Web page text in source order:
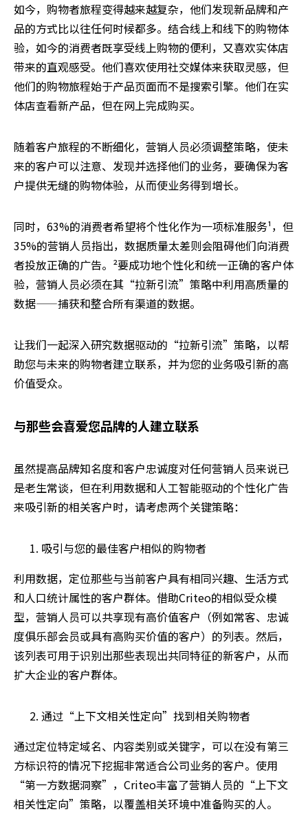
如今，购物者旅程变得越来越复杂，他们发现新品牌和产
品的方式比以往任何时候都多。结合线上和线下的购物体
验，如今的消费者既享受线上购物的便利，又喜欢实体店
带来的直观感受。他们喜欢使用社交媒体来获取灵感，但
他们的购物旅程始于产品页面而不是搜索引擎。他们在实
体店查看新产品，但在网上完成购买。
随着客户旅程的不断细化，营销人员必须调整策略，使未
来的客户可以注意、发现并选择他们的业务，要确保为客
户提供无缝的购物体验，从而使业务得到增长。
同时，63%的消费者希望将个性化作为一项标准服务¹，但
35%的营销人员指出，数据质量太差则会阻碍他们向消费
者投放正确的广告。²要成功地个性化和统一正确的客户体
验，营销人员必须在其“拉新引流”策略中利用高质量的
数据——捕获和整合所有渠道的数据。
让我们一起深入研究数据驱动的“拉新引流”策略，以帮
助您与未来的购物者建立联系，并为您的业务吸引新的高
价值受众。
与那些会喜爱您品牌的人建立联系
虽然提高品牌知名度和客户忠诚度对任何营销人员来说已
是老生常谈，但在利用数据和人工智能驱动的个性化广告
来吸引新的相关客户时，请考虑两个关键策略：
吸引与您的最佳客户相似的购物者
利用数据，定位那些与当前客户具有相同兴趣、生活方式
和人口统计属性的客户群体。借助Criteo的相似受众模
型，营销人员可以共享现有高价值客户（例如常客、忠诚
度俱乐部会员或具有高购买价值的客户）的列表。然后，
该列表可用于识别出那些表现出共同特征的新客户，从而
扩大企业的客户群体。
通过“上下文相关性定向”找到相关购物者
通过定位特定域名、内容类别或关键字，可以在没有第三
方标识符的情况下挖掘非常适合公司业务的客户。使用
“第一方数据洞察”，Criteo丰富了营销人员的“上下文
相关性定向”策略，以覆盖相关环境中准备购买的人。